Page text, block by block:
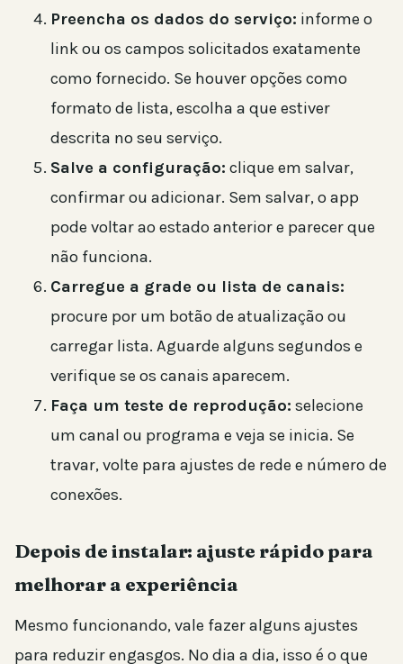
Preencha os dados do serviço: informe o
link ou os campos solicitados exatamente
como fornecido. Se houver opções como
formato de lista, escolha a que estiver
descrita no seu serviço.
Salve a configuração: clique em salvar,
confirmar ou adicionar. Sem salvar, o app
pode voltar ao estado anterior e parecer que
não funciona.
Carregue a grade ou lista de canais:
procure por um botão de atualização ou
carregar lista. Aguarde alguns segundos e
verifique se os canais aparecem.
Faça um teste de reprodução: selecione
um canal ou programa e veja se inicia. Se
travar, volte para ajustes de rede e número de
conexões.
Depois de instalar: ajuste rápido para
melhorar a experiência
Mesmo funcionando, vale fazer alguns ajustes
para reduzir engasgos. No dia a dia, isso é o que